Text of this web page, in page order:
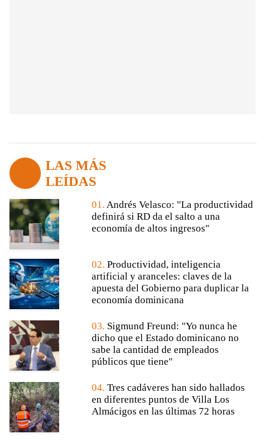
LAS MÁS
LEÍDAS
01. Andrés Velasco: "La productividad
definirá si RD da el salto a una
economía de altos ingresos"
02. Productividad, inteligencia
artificial y aranceles: claves de la
apuesta del Gobierno para duplicar la
economía dominicana
03. Sigmund Freund: "Yo nunca he
dicho que el Estado dominicano no
sabe la cantidad de empleados
públicos que tiene"
04. Tres cadáveres han sido hallados
en diferentes puntos de Villa Los
Almácigos en las últimas 72 horas